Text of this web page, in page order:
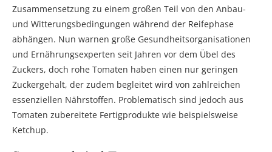
Zusammensetzung zu einem großen Teil von den Anbau-
und Witterungsbedingungen während der Reifephase
abhängen. Nun warnen große Gesundheitsorganisationen
und Ernährungsexperten seit Jahren vor dem Übel des
Zuckers, doch rohe Tomaten haben einen nur geringen
Zuckergehalt, der zudem begleitet wird von zahlreichen
essenziellen Nährstoffen. Problematisch sind jedoch aus
Tomaten zubereitete Fertigprodukte wie beispielsweise
Ketchup.